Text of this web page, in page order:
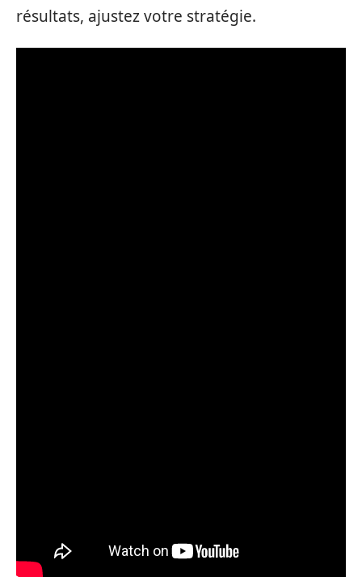
résultats, ajustez votre stratégie.